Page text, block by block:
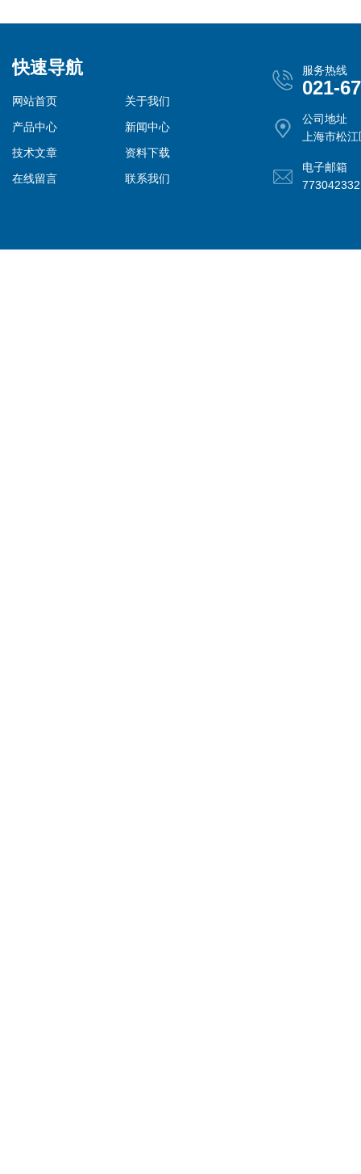
快速导航
网站首页
关于我们
产品中心
新闻中心
技术文章
资料下载
在线留言
联系我们
服务热线
021-
公司地址
上海市松
电子邮箱